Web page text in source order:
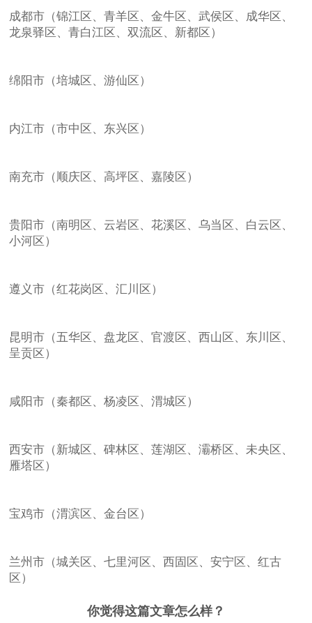
成都市（锦江区、青羊区、金牛区、武侯区、成华区、
龙泉驿区、青白江区、双流区、新都区）
绵阳市（培城区、游仙区）
内江市（市中区、东兴区）
南充市（顺庆区、高坪区、嘉陵区）
贵阳市（南明区、云岩区、花溪区、乌当区、白云区、
小河区）
遵义市（红花岗区、汇川区）
昆明市（五华区、盘龙区、官渡区、西山区、东川区、
呈贡区）
咸阳市（秦都区、杨凌区、渭城区）
西安市（新城区、碑林区、莲湖区、灞桥区、未央区、
雁塔区）
宝鸡市（渭滨区、金台区）
兰州市（城关区、七里河区、西固区、安宁区、红古
区）
你觉得这篇文章怎么样？